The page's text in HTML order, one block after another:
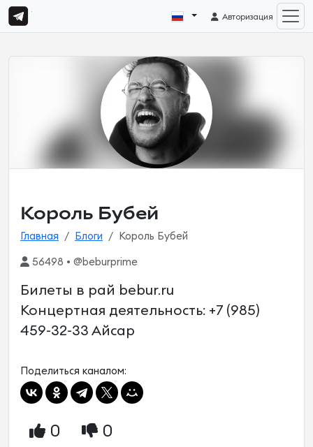
Авторизация
Король Бубей
Главная Блоги Король Бубей
56498 • @beburprime
Билеты в рай bebur.ru
Концертная деятельность: +7 (985)
459-32-33 Айсар
Поделиться каналом:
0 0